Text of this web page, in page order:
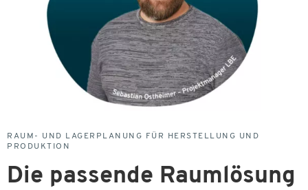
RAUM- UND LAGERPLANUNG FÜR HERSTELLUNG UND
PRODUKTION
Die passende Raumlösung